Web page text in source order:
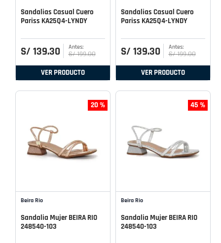
Sandalias Casual Cuero
Pariss KA25Q4-LYNDY
S/ 139.30 S/ 199.00
VER PRODUCTO
Sandalias Casual Cuero
Pariss KA25Q4-LYNDY
S/ 139.30 S/ 199.00
VER PRODUCTO
20 %
Beira Rio
Sandalia Mujer BEIRA RIO
248540-103
45 %
Beira Rio
Sandalia Mujer BEIRA RIO
248540-103